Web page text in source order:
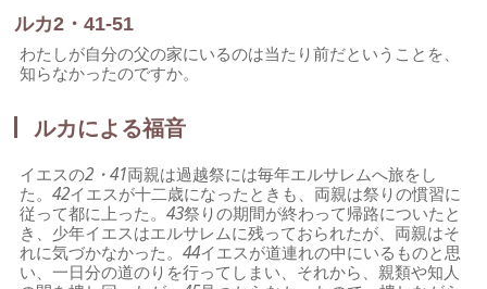
ルカ2・41-51
わたしが自分の父の家にいるのは当たり前だということを、
知らなかったのですか。
ルカによる福音
イエスの2・41両親は過越祭には毎年エルサレムへ旅をし
た。42イエスが十二歳になったときも、両親は祭りの慣習に
従って都に上った。43祭りの期間が終わって帰路についたと
き、少年イエスはエルサレムに残っておられたが、両親はそ
れに気づかなかった。44イエスが道連れの中にいるものと思
い、一日分の道のりを行ってしまい、それから、親類や知人